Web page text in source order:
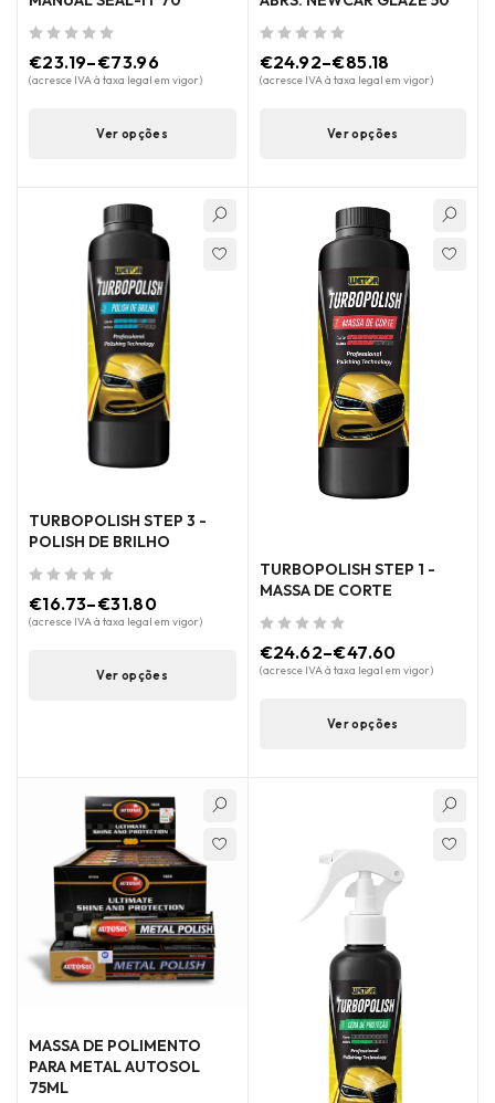
€23.19–€73.96
(acresce IVA à taxa legal em vigor)
Ver opções
€24.92–€85.18
(acresce IVA à taxa legal em vigor)
Ver opções
TURBOPOLISH STEP 3 -
POLISH DE BRILHO
€16.73–€31.80
(acresce IVA à taxa legal em vigor)
Ver opções
TURBOPOLISH STEP 1 -
MASSA DE CORTE
€24.62–€47.60
(acresce IVA à taxa legal em vigor)
Ver opções
MASSA DE POLIMENTO
PARA METAL AUTOSOL
75ML